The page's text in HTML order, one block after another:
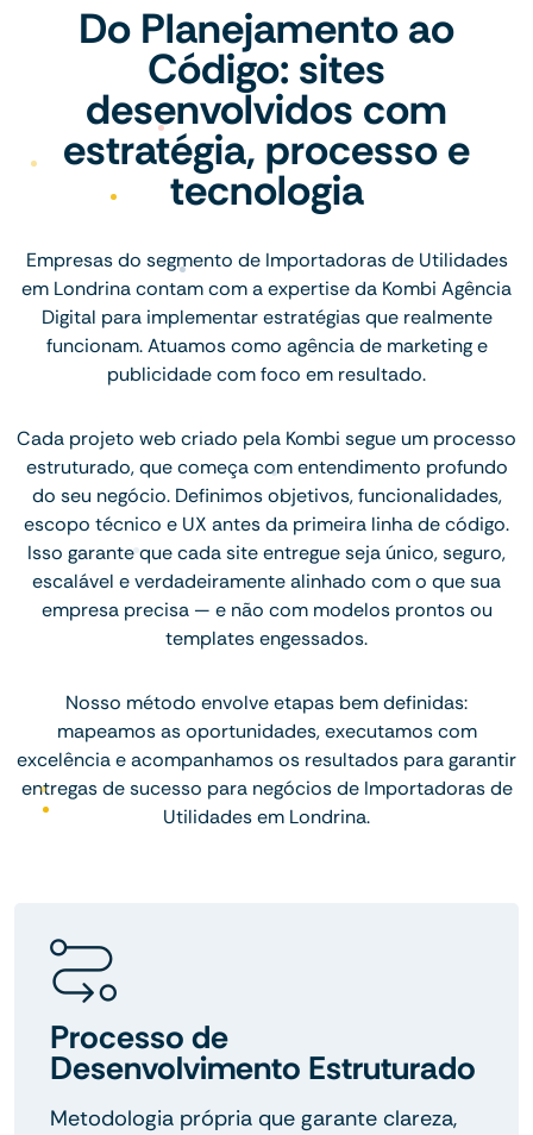
Do Planejamento ao
Código: sites
desenvolvidos com
estratégia, processo e
tecnologia
Empresas do segmento de Importadoras de Utilidades
em Londrina contam com a expertise da Kombi Agência
Digital para implementar estratégias que realmente
funcionam. Atuamos como agência de marketing e
publicidade com foco em resultado.
Cada projeto web criado pela Kombi segue um processo
estruturado, que começa com entendimento profundo
do seu negócio. Definimos objetivos, funcionalidades,
escopo técnico e UX antes da primeira linha de código.
Isso garante que cada site entregue seja único, seguro,
escalável e verdadeiramente alinhado com o que sua
empresa precisa — e não com modelos prontos ou
templates engessados.
Nosso método envolve etapas bem definidas:
mapeamos as oportunidades, executamos com
excelência e acompanhamos os resultados para garantir
entregas de sucesso para negócios de Importadoras de
Utilidades em Londrina.
Processo de
Desenvolvimento Estruturado
Metodologia própria que garante clareza,